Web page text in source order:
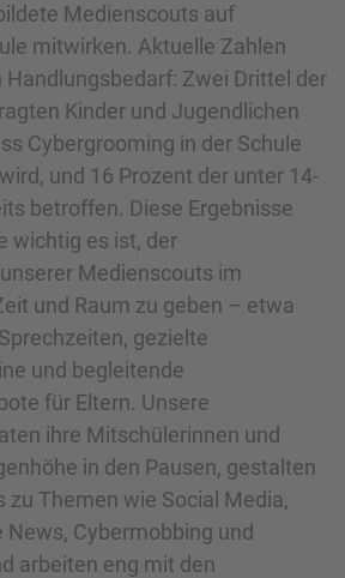
Medienscouts auf
mitwirken. Aktuelle Zahlen
Handlungsbedarf: Zwei Drittel der
Kinder und Jugendlichen
Cybergrooming in der Schule
und 16 Prozent der unter 14-
betroffen. Diese Ergebnisse
wichtig es ist, der
Medienscouts im
und Raum zu geben – etwa
gezielte
und begleitende
für Eltern. Unsere
ihre Mitschülerinnen und
in den Pausen, gestalten
zu Themen wie Social Media,
News, Cybermobbing und
arbeiten eng mit den